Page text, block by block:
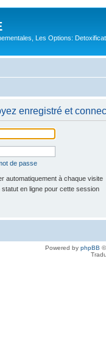
Les Options:
enregistré et
de passe
automatiquement à chaque visite
en ligne pour cette session
Powered by phpBB